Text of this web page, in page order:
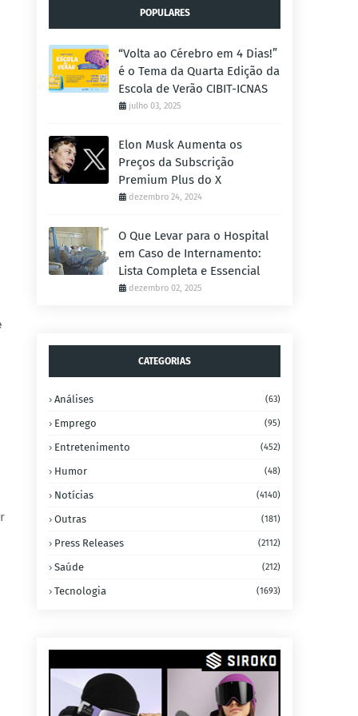
POPULARES
“Volta ao Cérebro em 4 Dias!”
é o Tema da Quarta Edição da
Escola de Verão CIBIT-ICNAS
julho 03, 2025
Elon Musk Aumenta os
Preços da Subscrição
Premium Plus do X
dezembro 24, 2024
O Que Levar para o Hospital
em Caso de Internamento:
Lista Completa e Essencial
dezembro 02, 2025
CATEGORIAS
Análises (63)
Emprego (95)
Entretenimento (452)
Humor (48)
Notícias (4140)
Outras (181)
Press Releases (2112)
Saúde (212)
Tecnologia (1693)